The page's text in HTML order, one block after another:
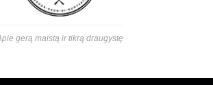
gerą maistą ir tikrą draugystę